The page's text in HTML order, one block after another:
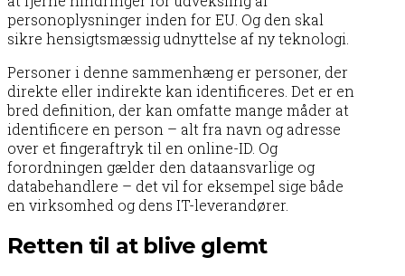
personoplysninger inden for EU. Og den skal
sikre hensigtsmæssig udnyttelse af ny teknologi.
Personer i denne sammenhæng er personer, der
direkte eller indirekte kan identificeres. Det er en
bred definition, der kan omfatte mange måder at
identificere en person – alt fra navn og adresse
over et fingeraftryk til en online-ID. Og
forordningen gælder den dataansvarlige og
databehandlere – det vil for eksempel sige både
en virksomhed og dens IT-leverandører.
Retten til at blive glemt